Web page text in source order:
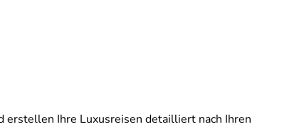
erstellen Ihre Luxusreisen detailliert nach Ihren